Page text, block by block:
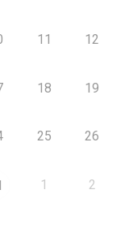
11 12
18 19
25 26
1 2